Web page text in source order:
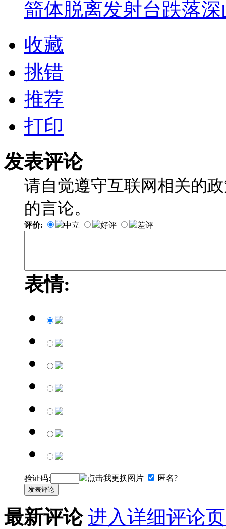
箭体脱离发射台跌落深
收藏
挑错
推荐
打印
发表评论
请自觉遵守互联网相关的
的言论。
评价: 中立 好评 差评
表情:
验证码: 匿名?
发表评论
最新评论 进入详细评论